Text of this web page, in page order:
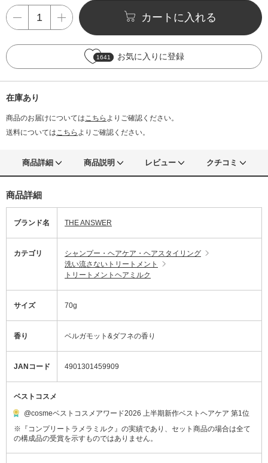
カートに入れる
1641 お気に入りに登録
在庫あり
商品のお届けについてはこちら よりご確認ください。
送料についてはこちら よりご確認ください。
商品詳細 商品説明 レビュー クチコミ
商品詳細
ブランド名 THE ANSWER
カテゴリ
シャンプー・ヘアケア・ヘアスタイリング
洗い流さないトリートメント
トリートメントヘアミルク
サイズ 70g
香り ベルガモット&ダフネの香り
JANコード 4901301459909
ベストコスメ
@cosmeベストコスメアワード2026 上半期新作ベストヘアケア 第1位
※『コンプリートラメラミルク』の実績であり、セット商品の場合は全て
の構成品の受賞を示すものではありません。